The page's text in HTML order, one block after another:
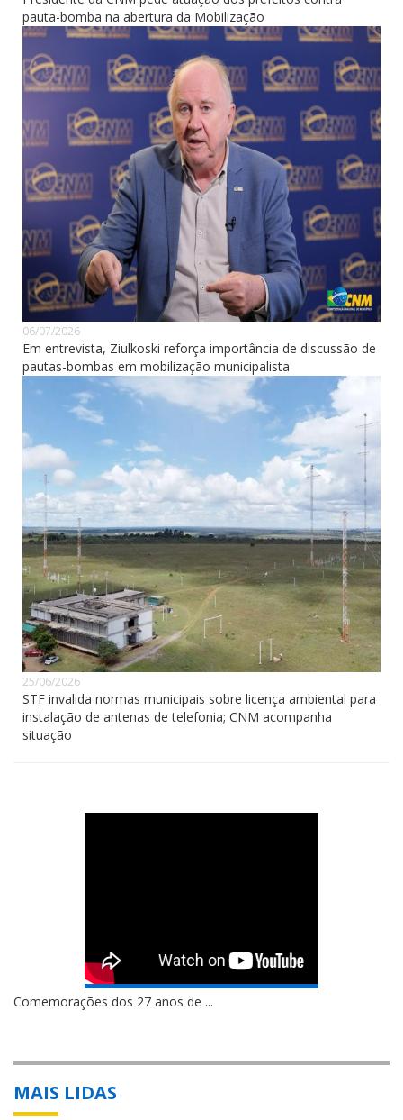
pauta-bomba na abertura da Mobilização
06/07/2026
Em entrevista, Ziulkoski reforça importância de discussão de
pautas-bombas em mobilização municipalista
25/06/2026
STF invalida normas municipais sobre licença ambiental para
instalação de antenas de telefonia; CNM acompanha
situação
Comemorações dos 27 anos de ...
MAIS LIDAS